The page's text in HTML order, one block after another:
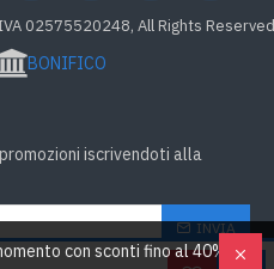
02575520248, All Rights Reserved
BONIFICO
iscrivendoti alla
INVIA
con sconti fino al 40% su